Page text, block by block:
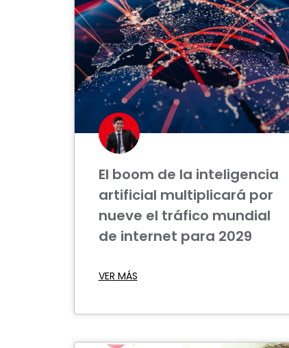
El boom de la inteligencia
artificial multiplicará por
nueve el tráfico mundial
de internet para 2029
VER MÁS